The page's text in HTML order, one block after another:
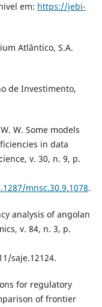
em: https://jebi-
Atlântico, S.A.
de Investimento,
W. W. Some models
in data
v. 30, n. 9, p.
mnsc.30.9.1078.
analysis of angolan
v. 84, n. 3, p.
saje.12124.
for regulatory
of frontier